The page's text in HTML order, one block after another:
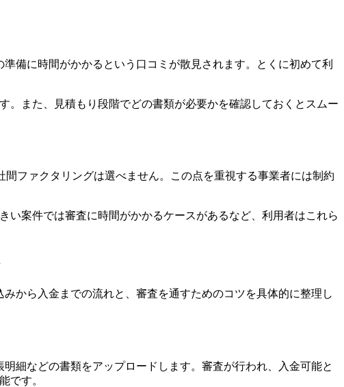
備に時間がかかるという口コミが散見されます。とくに初めて利
また、見積もり段階でどの書類が必要かを確認しておくとスムー
ファクタリングは選べません。この点を重視する事業者には制約
い案件では審査に時間がかかるケースがあるなど、利用者はこれら
から入金までの流れと、審査を通すためのコツを具体的に整理し
細などの書類をアップロードします。審査が行われ、入金可能と
です。